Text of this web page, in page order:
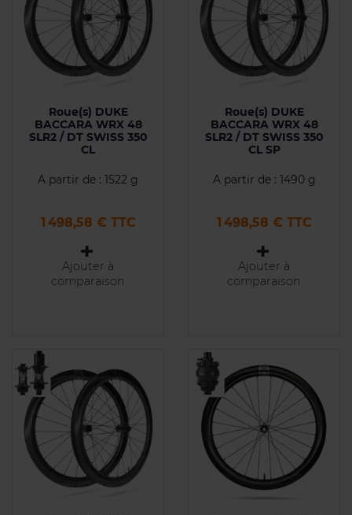
Roue(s) DUKE
BACCARA WRX 48
SLR2 / DT SWISS 350
CL
A partir de : 1522 g
Prix
1 498,58 € TTC
Ajouter à
comparaison
Roue(s) DUKE
BACCARA WRX 48
SLR2 / DT SWISS 350
CL SP
A partir de : 1490 g
Prix
1 498,58 € TTC
Ajouter à
comparaison